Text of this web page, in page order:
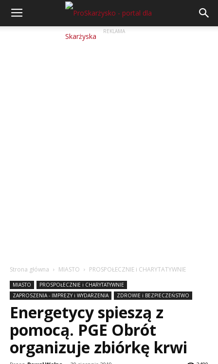
REKLAMA
Strona główna MIASTO PROSPOŁECZNIE i CHARYTATYWNIE
MIASTO
PROSPOŁECZNIE i CHARYTATYWNIE
ZAPROSZENIA - IMPREZY i WYDARZENIA
ZDROWIE i BEZPIECZEŃSTWO
Energetycy spieszą z
pomocą. PGE Obrót
organizuje zbiórkę krwi